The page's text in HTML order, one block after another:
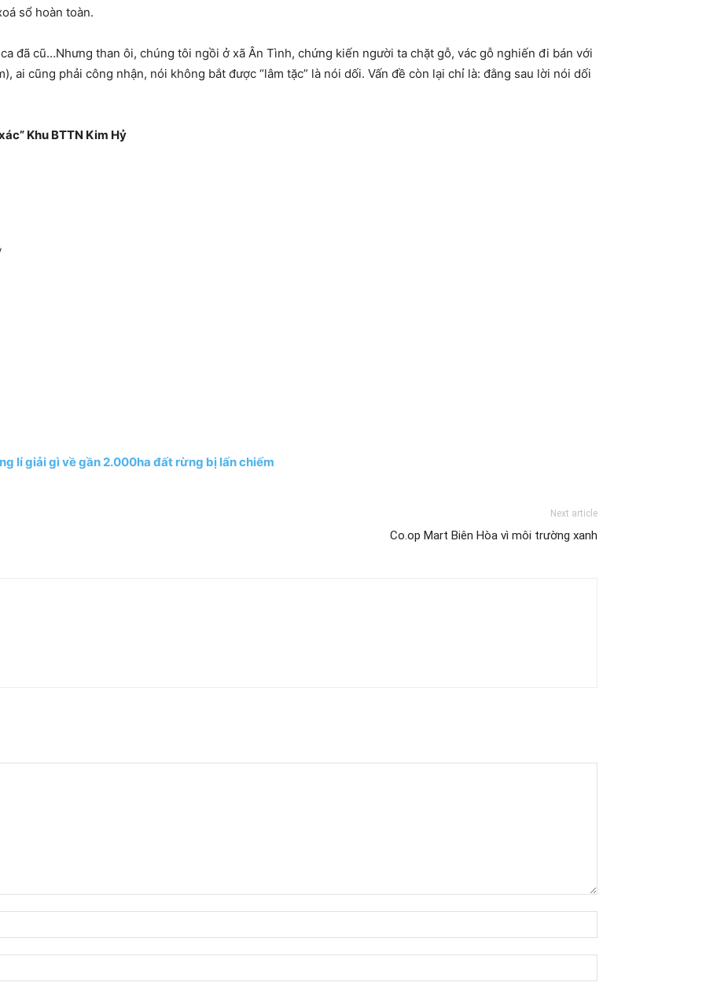
sổ hoàn toàn.
đã cũ…Nhưng than ôi, chúng tôi ngồi ở xã Ân Tình, chứng kiến người ta chặt gỗ, vác gỗ nghiến đi bán với
ai cũng phải công nhận, nói không bắt được “lâm tặc” là nói dối. Vấn đề còn lại chỉ là: đằng sau lời nói dối
Khu BTTN Kim Hỷ
lí giải gì về gần 2.000ha đất rừng bị lấn chiếm
Next article
Co.op Mart Biên Hòa vì môi trường xanh